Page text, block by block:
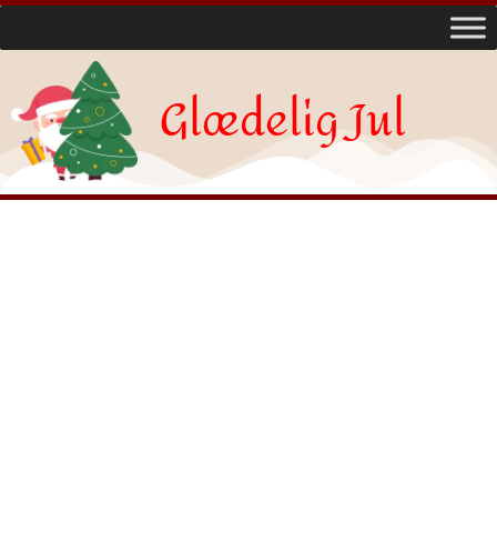
Glædelig Jul